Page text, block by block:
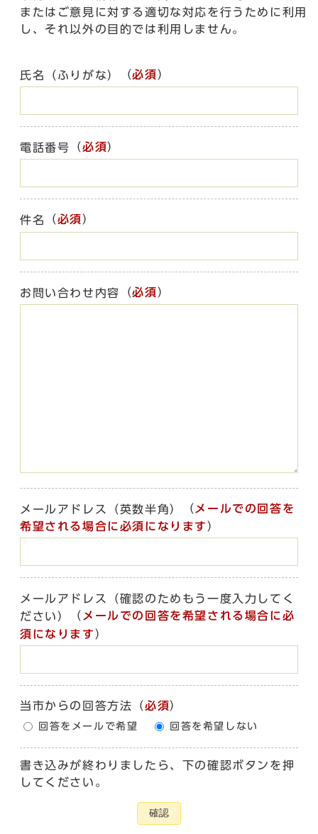
またはご意見に対する適切な対応を行うために利用
し、それ以外の目的では利用しません。
氏名（ふりがな） （必須）
電話番号 （必須）
件名 （必須）
お問い合わせ内容 （必須）
メールアドレス（英数半角） （ メールでの回答を
希望される場合に必須になります ）
メールアドレス（確認のためもう一度入力してく
ださい）
（ メールでの回答を希望される場合に必
須になります ）
当市からの回答方法 （必須）
回答をメールで希望 回答を希望しない
書き込みが終わりましたら、下の確認ボタンを押
してください。
確認